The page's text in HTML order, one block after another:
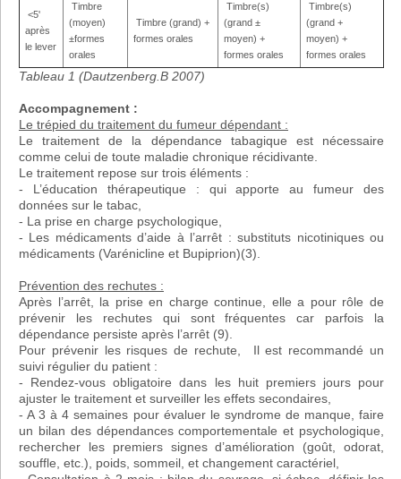
<5'
après
le lever
Timbre
(moyen)
±formes
orales
Timbre (grand) +
formes orales
Timbre(s)
(grand ±
moyen) +
formes orales
Timbre(s)
(grand +
moyen) +
formes orales
Tableau 1 (Dautzenberg.B 2007)
Accompagnement :
Le trépied du traitement du fumeur dépendant :
Le traitement de la dépendance tabagique est nécessaire
comme celui de toute maladie chronique récidivante.
Le traitement repose sur trois éléments :
- L’éducation thérapeutique : qui apporte au fumeur des
données sur le tabac,
- La prise en charge psychologique,
- Les médicaments d’aide à l’arrêt : substituts nicotiniques ou
médicaments (Varénicline et Bupiprion)(3).
Prévention des rechutes :
Après l’arrêt, la prise en charge continue, elle a pour rôle de
prévenir les rechutes qui sont fréquentes car parfois la
dépendance persiste après l’arrêt (9).
Pour prévenir les risques de rechute, Il est recommandé un
suivi régulier du patient :
- Rendez-vous obligatoire dans les huit premiers jours pour
ajuster le traitement et surveiller les effets secondaires,
- A 3 à 4 semaines pour évaluer le syndrome de manque, faire
un bilan des dépendances comportementale et psychologique,
rechercher les premiers signes d’amélioration (goût, odorat,
souffle, etc.), poids, sommeil, et changement caractériel,